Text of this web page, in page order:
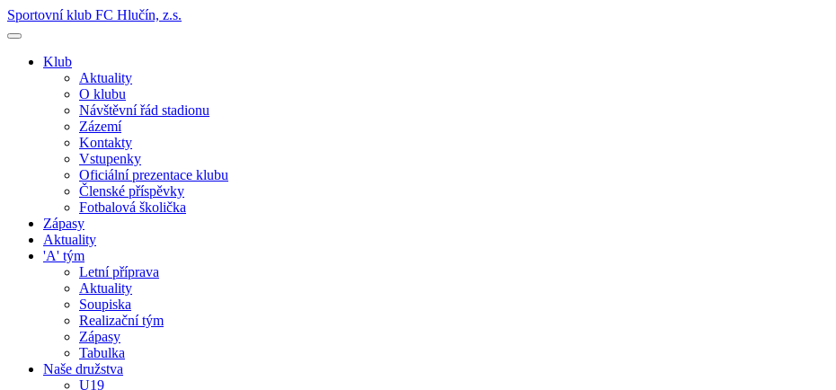
Sportovní klub FC Hlučín, z.s.
Klub
Aktuality
O klubu
Návštěvní řád stadionu
Zázemí
Kontakty
Vstupenky
Oficiální prezentace klubu
Členské příspěvky
Fotbalová školička
Zápasy
Aktuality
'A' tým
Letní příprava
Aktuality
Soupiska
Realizační tým
Zápasy
Tabulka
Naše družstva
U19